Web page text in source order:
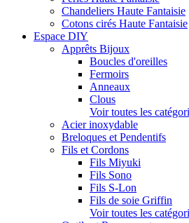
Chandeliers Haute Fantaisie
Cotons cirés Haute Fantaisie
Espace DIY
Apprêts Bijoux
Boucles d'oreilles
Fermoirs
Anneaux
Clous
Voir toutes les
Acier inoxydable
Breloques et Pendentifs
Fils et Cordons
Fils Miyuki
Fils Sono
Fils S-Lon
Fils de soie Griffin
Voir toutes les